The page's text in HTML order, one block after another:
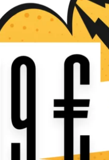
ergonomique haut de
une utilisation
hydraté et au frais
contournement des
50 %.
Largeur de coupe
En stock